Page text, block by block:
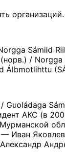
организаций.
Sámiid
/ Norgga
АКС (в